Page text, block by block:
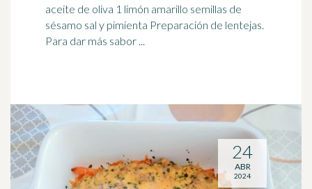
aceite de oliva 1 limón amarillo semillas de
sésamo sal y pimienta Preparación de lentejas.
Para dar más sabor ...
24
ABR
2024